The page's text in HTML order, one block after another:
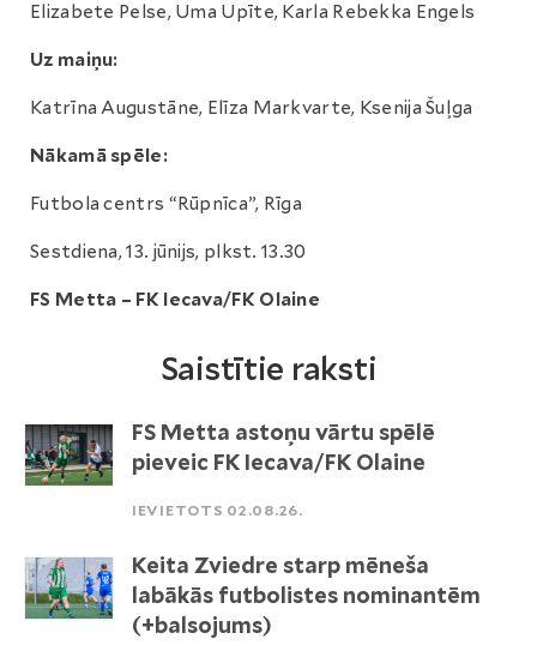
Elizabete Pelse, Uma Upīte, Karla Rebekka Engels
Uz maiņu:
Katrīna Augustāne, Elīza Markvarte, Ksenija Šuļga
Nākamā spēle:
Futbola centrs “Rūpnīca”, Rīga
Sestdiena, 13. jūnijs, plkst. 13.30
FS Metta – FK Iecava/FK Olaine
Saistītie raksti
FS Metta astoņu vārtu spēlē
pieveic FK Iecava/FK Olaine
IEVIETOTS 02.08.26.
Keita Zviedre starp mēneša
labākās futbolistes nominantēm
(+balsojums)